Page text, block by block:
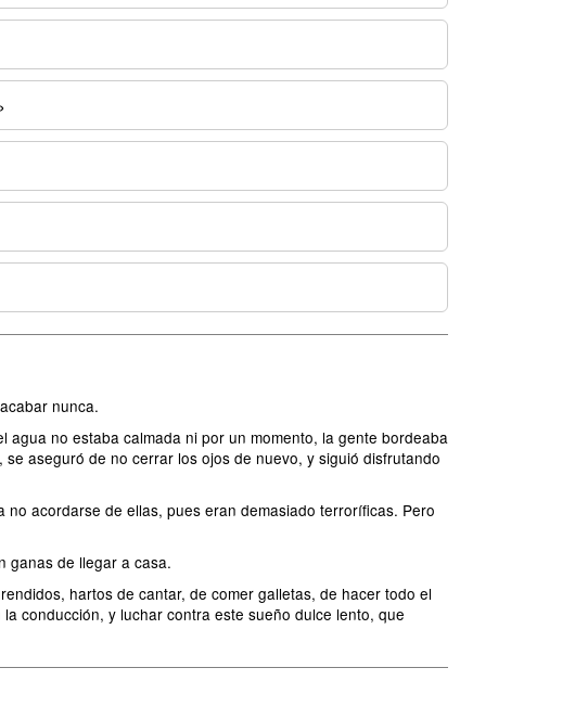
nunca.
no estaba calmada ni por un momento, la gente bordeaba
aseguró de no cerrar los ojos de nuevo, y siguió disfrutando
acordarse de ellas, pues eran demasiado terroríficas. Pero
ganas de llegar a casa.
hartos de cantar, de comer galletas, de hacer todo el
conducción, y luchar contra este sueño dulce lento, que